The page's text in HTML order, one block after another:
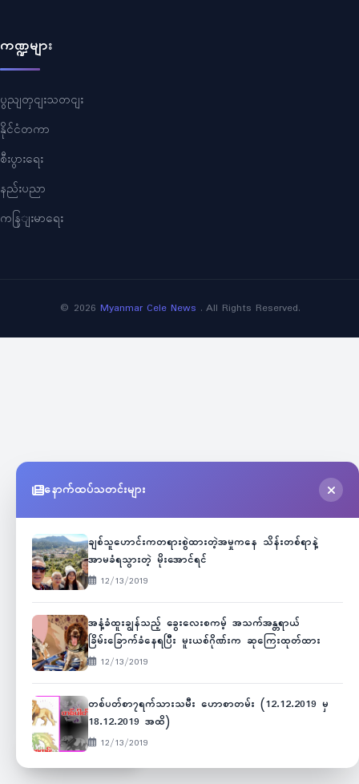
ကဏ္ဍများ
ပွညျတှငျးသတငျး
နိုင်ငံတကာ
စီးပွားရေး
နည်းပညာ
ကနြျးမာရေး
© 2026 Myanmar Cele News . All Rights Reserved.
နောက်ထပ်သတင်းများ
ချစ်သူဟောင်းကတရားစွဲထားတဲ့အမှုကနေ သိန်းတစ်ရာနဲ့
အာမခံရသွားတဲ့ မိုးအောင်ရင်
12/13/2019
အနံ့ခံထူးချွန်သည့် ခွေးလေးစကမ့် အသက်အန္တရာယ်
ခြိမ်းခြောက်ခံနေရပြီး မူးယစ်ဂိုဏ်းက ဆုကြေးထုတ်ထား
12/13/2019
တစ်ပတ်စာ၇ရက်သားသမီး ဟောစာတမ်း (12.12.2019 မှ
18.12.2019 အထိ)
12/13/2019
Unicode ဇော်ဂျီ